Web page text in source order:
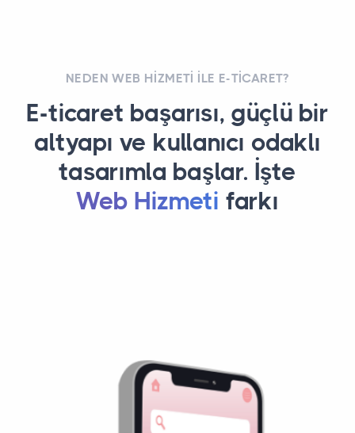
NEDEN WEB HIZMETI ILE E-TICARET?
E-ticaret başarısı, güçlü bir
altyapı ve kullanıcı odaklı
tasarımla başlar. İşte
Web Hizmeti farkı